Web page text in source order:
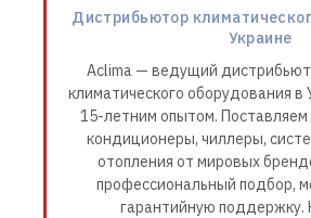
Дистрибьютор
Украине
Aclima — ведущий
климатического оборудования в
15-летним опытом.
кондиционеры, чиллеры,
отопления от мировых
профессиональный подбор,
гарантийную